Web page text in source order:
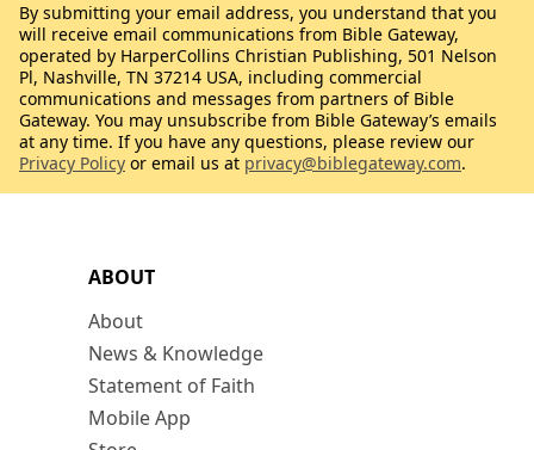
ABOUT
About
News & Knowledge
Statement of Faith
Mobile App
By submitting your email address, you understand that you
will receive email communications from Bible Gateway,
operated by HarperCollins Christian Publishing, 501 Nelson
Pl, Nashville, TN 37214 USA, including commercial
communications and messages from partners of Bible
Gateway. You may unsubscribe from Bible Gateway’s emails
at any time. If you have any questions, please review our
Privacy Policy or email us at privacy@biblegateway.com.